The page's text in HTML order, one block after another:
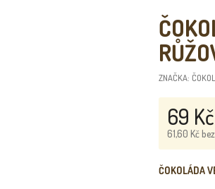
ZNAČKA:
69 Kč
61,60 Kč
Měrná
cena:
ČOKOLÁDA